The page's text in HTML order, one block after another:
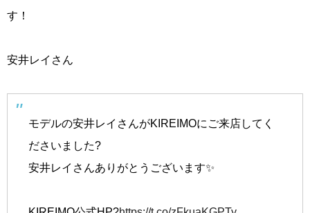
す！
安井レイさん
モデルの安井レイさんがKIREIMOにご来店してく
ださいました?
安井レイさんありがとうございます✨